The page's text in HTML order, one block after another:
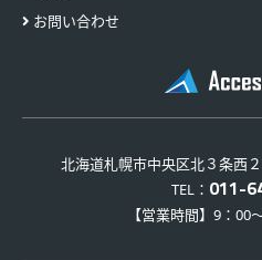
お問い合わせ
北海道札幌市中央区北３条西
TEL： 011-
【営業時間】9：00